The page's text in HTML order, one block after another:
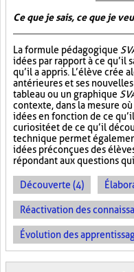
Ce que je sais, ce que je
La formule pédagogique
idées par rapport à ce qu’il
qu’il a appris. L’élève crée
antérieures et ses
tableau ou un graphique
contexte, dans la mesure
idées en fonction de ce
curiosité et de ce qu’il
technique permet
idées préconçues des
répondant aux questions
Découverte (4)
Réactivation des
Évolution des